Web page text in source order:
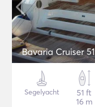
Bavaria Cruiser 51
Segelyacht
51 ft
16 m